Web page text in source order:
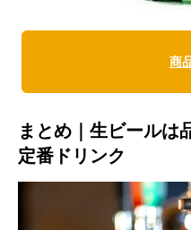
商
まとめ｜生ビールは
定番ドリンク